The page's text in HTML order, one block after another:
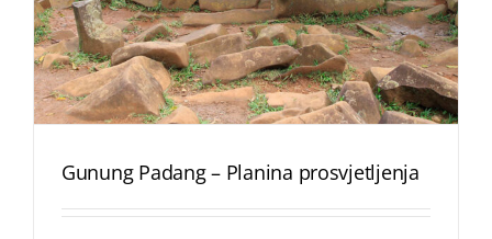
Gunung Padang – Planina prosvjetljenja